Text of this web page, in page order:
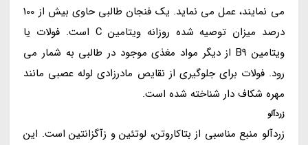
می نمایند، عمل می نماید. یک فنجان طالبی حاوی بیش از 100
درصد میزان توصیه شده روزانه ویتامین C است. فولات یا
ویتامین B9 از دیگر مواد مغذی موجود در طالبی به شمار می
رود. فولات برای جلوگیری از نقایص مادرزادی لوله عصبی مانند
مهره شکاف دار شناخته شده است.
زردآلو
زردآلو منبع مناسبی از بتاکاروتن، لوتئین و زآگزانتین است. این